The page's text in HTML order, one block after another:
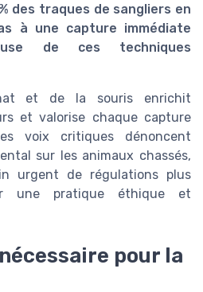
des traques de sangliers en
à une capture immédiate
de ces techniques
et de la souris enrichit
et valorise chaque capture
voix critiques dénoncent
sur les animaux chassés,
urgent de régulations plus
une pratique éthique et
pour la